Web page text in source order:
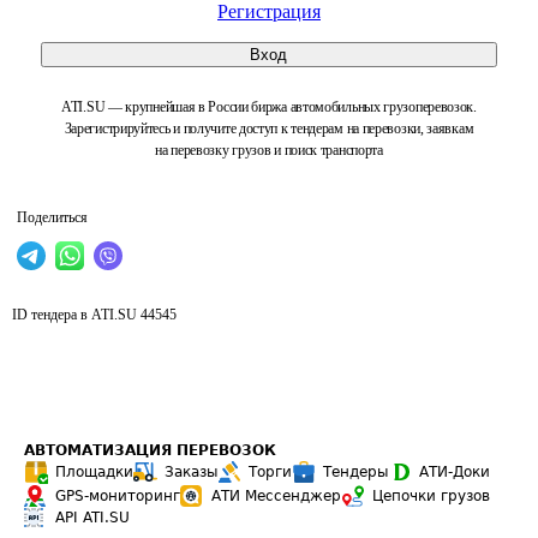
Регистрация
Вход
ATI.SU — крупнейшая в России биржа автомобильных грузоперевозок.
Зарегистрируйтесь и получите доступ к тендерам на перевозки, заявкам
на перевозку грузов и поиск транспорта
Поделиться
ID тендера в ATI.SU 44545
АВТОМАТИЗАЦИЯ ПЕРЕВОЗОК
Площадки
Заказы Торги Тендеры
АТИ-Доки
GPS-мониторинг
АТИ Мессенджер
Цепочки грузов
API ATI.SU